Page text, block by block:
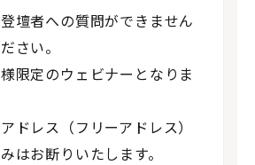
壇者への質問ができません
さい。
限定のウェビナーとなりま
ドレス（フリーアドレス）
はお断りいたします。